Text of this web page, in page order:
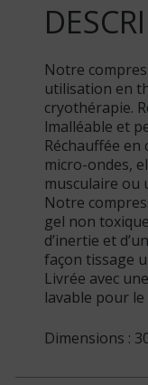
Notre
utilisation en
cryothérapie.
lmalléable et
Réchauffée
micro-ondes,
musculaire ou
Notre
gel non
d’inertie et
façon tissage
Livrée avec
lavable pour
Dimensions :